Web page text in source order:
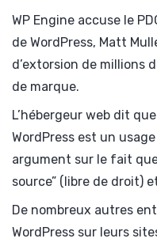
WP Engine accuse le
de WordPress, Matt
d’extorsion de millions
de marque.
L’hébergeur web dit
WordPress est un
argument sur le fait que
source” (libre de droit)
De nombreux autres
WordPress sur leurs